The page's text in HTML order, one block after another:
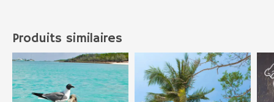
Produits similaires